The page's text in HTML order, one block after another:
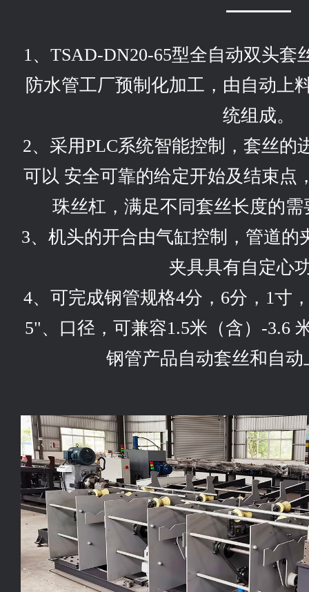
1、TSAD-DN20-65型全自动双头套
防水管工厂预制化加工，由自动上
统组成。
2、采用PLC系统智能控制，套丝的
可以 安全可靠的给定开始及结束点
珠丝杠，满足不同套丝长度的
3、机头的开合由气缸控制，管道的
夹具具有自定心
4、可完成钢管规格4分，6分，1寸
5"、口径，可兼容1.5米（含）-3.6
钢管产品自动套丝和自